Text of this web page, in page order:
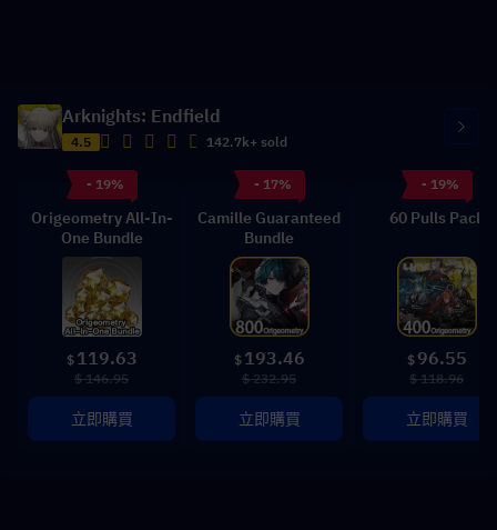
Arknights: Endfield
4.5 142.7k+ sold
- 19%
Origeometry All-In-
One Bundle
$ 119.63
$ 146.95
立即購買
- 17%
Camille Guaranteed
Bundle
$ 193.46
$ 232.95
立即購買
- 19%
60 Pulls Pack
$ 96.55
$ 118.96
立即購買